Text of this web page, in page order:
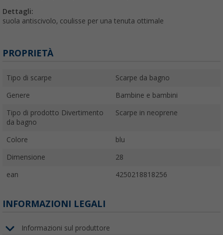
Dettagli:
suola antiscivolo, coulisse per una tenuta ottimale
PROPRIETÀ
Tipo di scarpe Scarpe da bagno
Genere Bambine e bambini
Tipo di prodotto Divertimento
da bagno
Scarpe in neoprene
Colore blu
Dimensione 28
ean 4250218818256
INFORMAZIONI LEGALI
Informazioni sul produttore